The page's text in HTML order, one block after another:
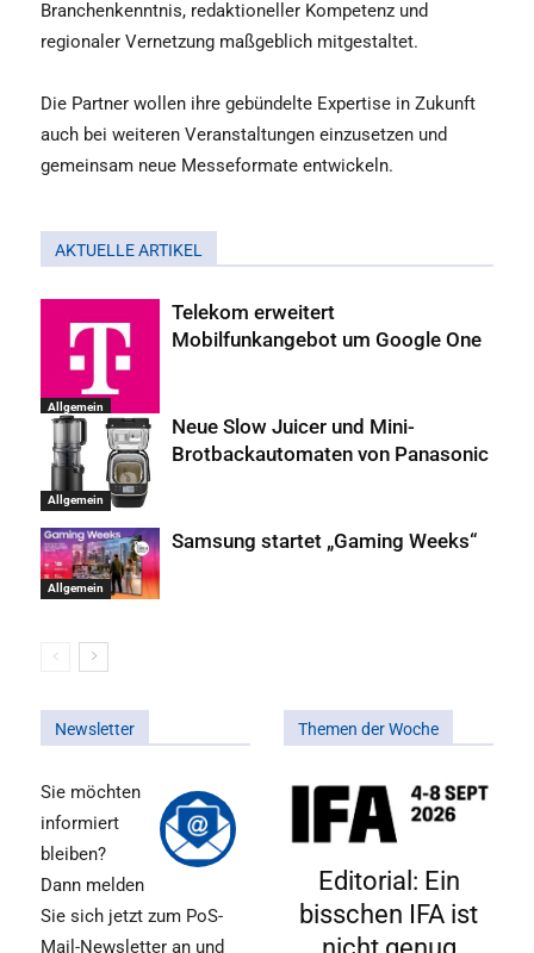
Branchenkenntnis, redaktioneller Kompetenz und
regionaler Vernetzung maßgeblich mitgestaltet.
Die Partner wollen ihre gebündelte Expertise in Zukunft
auch bei weiteren Veranstaltungen einzusetzen und
gemeinsam neue Messeformate entwickeln.
AKTUELLE ARTIKEL
Allgemein
Telekom erweitert
Mobilfunkangebot um Google One
Allgemein
Neue Slow Juicer und Mini-
Brotbackautomaten von Panasonic
Allgemein
Samsung startet „Gaming Weeks“
Newsletter
Sie möchten
informiert
bleiben?
Dann melden
Sie sich jetzt zum PoS-
Mail-Newsletter an und
Themen der Woche
Editorial: Ein
bisschen IFA ist